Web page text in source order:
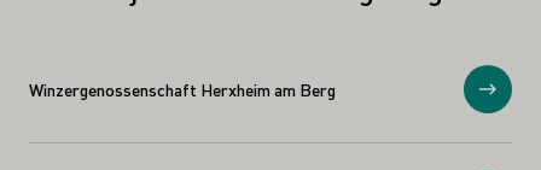
Winzergenossenschaft Herxheim am Berg Toon